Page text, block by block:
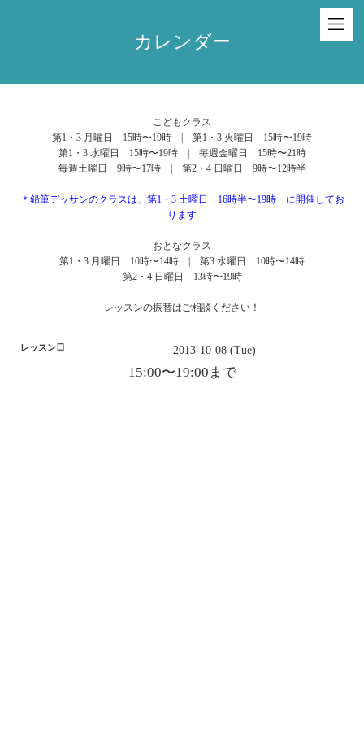
カレンダー
こどもクラス
第1・3 月曜日 15時〜19時 | 第1・3 火曜日 15時〜19時
第1・3 水曜日 15時〜19時 | 毎週金曜日 15時〜21時
毎週土曜日 9時〜17時 | 第2・4 日曜日 9時〜12時半
＊鉛筆デッサンのクラスは、第1・3 土曜日 16時半〜19時 に開催してお
ります
おとなクラス
第1・3 月曜日 10時〜14時 | 第3 水曜日 10時〜14時
第2・4 日曜日 13時〜19時
レッスンの振替はご相談ください！
レッスン日 2013-10-08 (Tue)
15:00〜19:00まで